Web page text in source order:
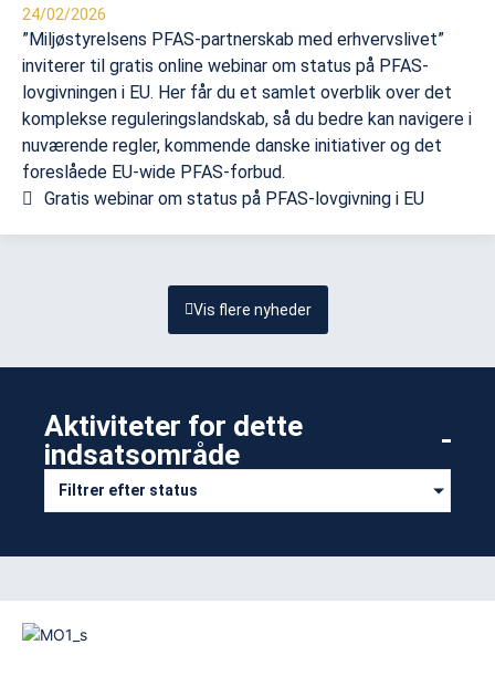
24/02/2026
”Miljøstyrelsens PFAS-partnerskab med erhvervslivet”
inviterer til gratis online webinar om status på PFAS-
lovgivningen i EU. Her får du et samlet overblik over det
komplekse reguleringslandskab, så du bedre kan navigere i
nuværende regler, kommende danske initiativer og det
foreslåede EU-wide PFAS-forbud.
Gratis webinar om status på PFAS-lovgivning i EU
Vis flere nyheder
Aktiviteter for dette
indsatsområde​
Filtrer efter status